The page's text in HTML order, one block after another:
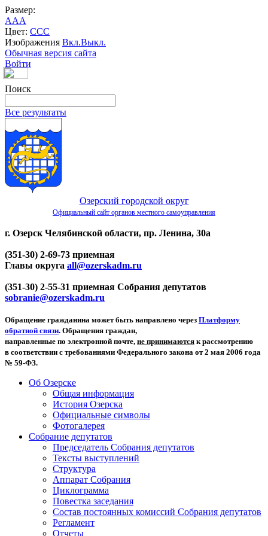
Размер:
AAA
Цвет: CCC
Изображения Вкл.Выкл.
Обычная версия сайта
Войти
Поиск
Все результаты
Озерский городской округ
Официальный сайт органов местного самоуправления
г. Озерск Челябинской области, пр. Ленина, 30а
(351-30) 2-69-73 приемная
Главы округа all@ozerskadm.ru
(351-30) 2-55-31 приемная Собрания депутатов
sobranie@ozerskadm.ru
Обращение гражданина может быть направлено через Платформу
обратной связи. Обращения граждан,
направленные по электронной почте, не принимаются к рассмотрению
в соответствии с требованиями Федерального закона от 2 мая 2006 года
№ 59-ФЗ.
Об Озерске
Общая информация
История Озерска
Официальные символы
Фотогалерея
Собрание депутатов
Председатель Собрания депутатов
Тексты выступлений
Структура
Аппарат Собрания
Циклограмма
Повестка заседания
Состав постоянных комиссий Собрания депутатов
Регламент
Отчеты